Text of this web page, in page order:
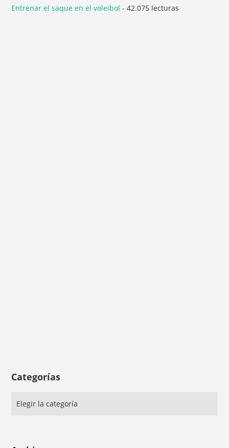
Entrenar el saque en el voleibol - 42.075 lecturas
Categorías